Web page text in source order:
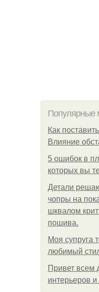
Популярные
Как
Влияние
5 ошибок в
которых вы
Детали
чопры на
шквалом
пошива.
Моя супруга
любимый
Привет всем
интерьеров и